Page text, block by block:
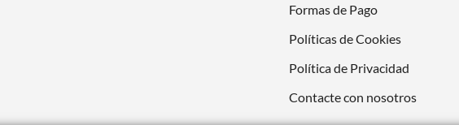
Formas de Pago
Políticas de Cookies
Política de Privacidad
Contacte con nosotros